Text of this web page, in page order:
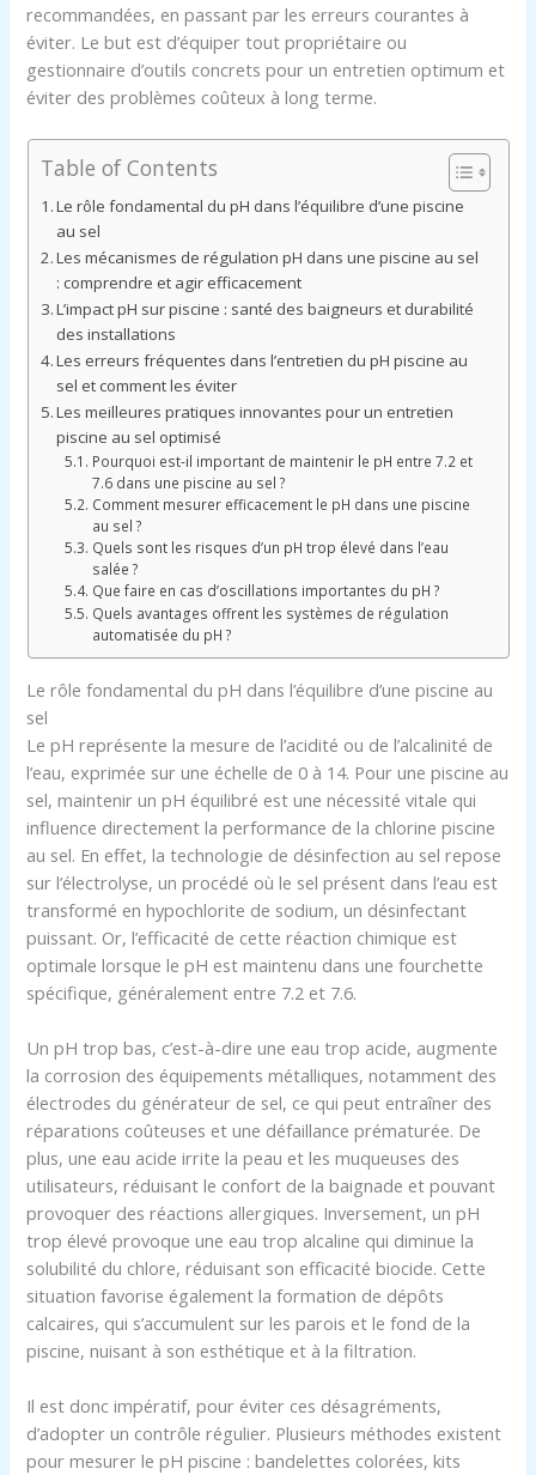
recommandées, en passant par les erreurs courantes à
éviter. Le but est d’équiper tout propriétaire ou
gestionnaire d’outils concrets pour un entretien optimum et
éviter des problèmes coûteux à long terme.
Table of Contents
Le rôle fondamental du pH dans l’équilibre d’une piscine
au sel
Les mécanismes de régulation pH dans une piscine au sel
: comprendre et agir efficacement
L’impact pH sur piscine : santé des baigneurs et durabilité
des installations
Les erreurs fréquentes dans l’entretien du pH piscine au
sel et comment les éviter
Les meilleures pratiques innovantes pour un entretien
piscine au sel optimisé
Pourquoi est-il important de maintenir le pH entre 7.2 et
7.6 dans une piscine au sel ?
Comment mesurer efficacement le pH dans une piscine
au sel ?
Quels sont les risques d’un pH trop élevé dans l’eau
salée ?
Que faire en cas d’oscillations importantes du pH ?
Quels avantages offrent les systèmes de régulation
automatisée du pH ?
Le rôle fondamental du pH dans l’équilibre d’une piscine au
sel
Le pH représente la mesure de l’acidité ou de l’alcalinité de
l’eau, exprimée sur une échelle de 0 à 14. Pour une piscine au
sel, maintenir un pH équilibré est une nécessité vitale qui
influence directement la performance de la chlorine piscine
au sel. En effet, la technologie de désinfection au sel repose
sur l’électrolyse, un procédé où le sel présent dans l’eau est
transformé en hypochlorite de sodium, un désinfectant
puissant. Or, l’efficacité de cette réaction chimique est
optimale lorsque le pH est maintenu dans une fourchette
spécifique, généralement entre 7.2 et 7.6.
Un pH trop bas, c’est-à-dire une eau trop acide, augmente
la corrosion des équipements métalliques, notamment des
électrodes du générateur de sel, ce qui peut entraîner des
réparations coûteuses et une défaillance prématurée. De
plus, une eau acide irrite la peau et les muqueuses des
utilisateurs, réduisant le confort de la baignade et pouvant
provoquer des réactions allergiques. Inversement, un pH
trop élevé provoque une eau trop alcaline qui diminue la
solubilité du chlore, réduisant son efficacité biocide. Cette
situation favorise également la formation de dépôts
calcaires, qui s’accumulent sur les parois et le fond de la
piscine, nuisant à son esthétique et à la filtration.
Il est donc impératif, pour éviter ces désagréments,
d’adopter un contrôle régulier. Plusieurs méthodes existent
pour mesurer le pH piscine : bandelettes colorées, kits